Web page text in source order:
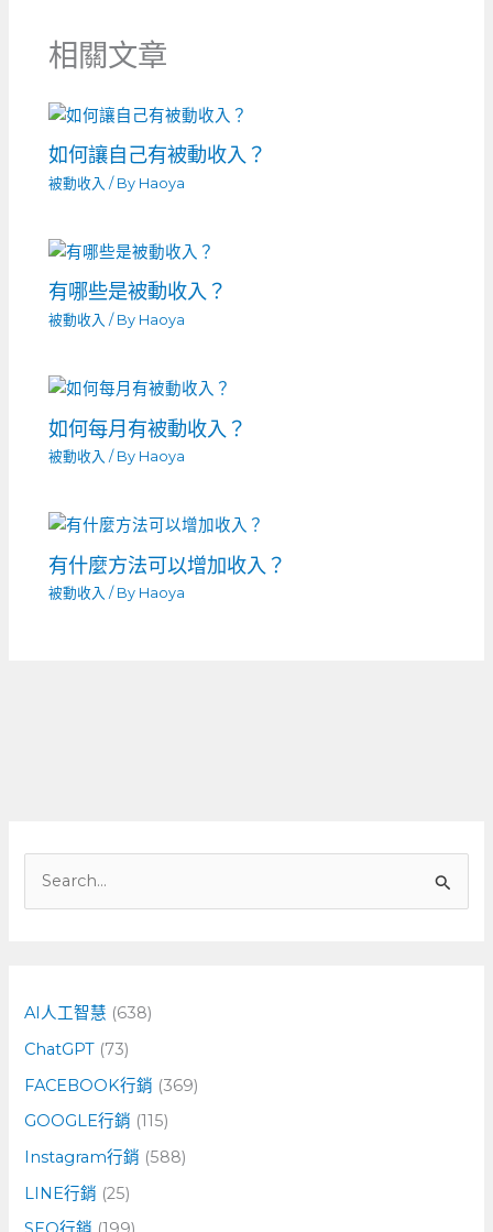
相關文章
如何讓自己有被動收入？
被動收入 / By Haoya
有哪些是被動收入？
被動收入 / By Haoya
如何每月有被動收入？
被動收入 / By Haoya
有什麼方法可以增加收入？
被動收入 / By Haoya
字
:
AI人工智慧 (638)
ChatGPT (73)
FACEBOOK行銷 (369)
GOOGLE行銷 (115)
Instagram行銷 (588)
LINE行銷 (25)